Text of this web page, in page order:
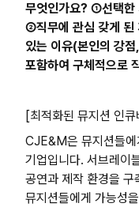
무엇인가요? ①선택한
②직무에 관심 갖게 된
있는 이유(본인의 강
포함하여 구체적으로
[최적화된 뮤지션 인
CJE&M은 뮤지션들
기업입니다. 서브레이
공연과 제작 환경을 구
뮤지션들에게 가능성